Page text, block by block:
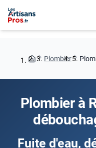
Plombier
Plombier à
Fuite d'eau,